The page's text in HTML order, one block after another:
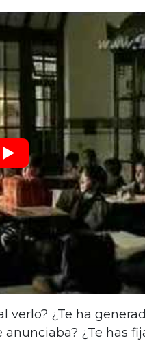
verlo? ¿Te ha
¿Te has